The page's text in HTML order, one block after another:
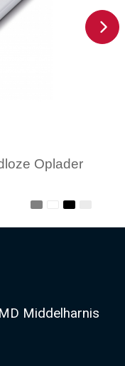
Oplader
Middelharnis